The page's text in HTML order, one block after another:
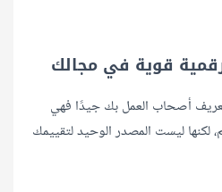
قوية في مجالك
أصحاب العمل بك جيدًا فهي
لكنها ليست المصدر الوحيد لتقييمك